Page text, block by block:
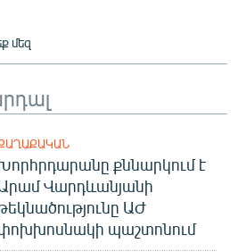
մեզ
քննարկում է
Վարդևանյանի
ԱԺ
պաշտոնում